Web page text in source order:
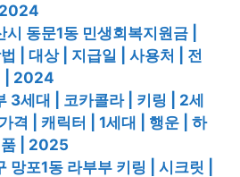
동문1동 민생회복지원금 |
| 대상 | 지급일 | 사용처 | 전
| 2024
3세대 | 코카콜라 | 키링 | 2세
격 | 캐릭터 | 1세대 | 행운 | 하
품 | 2025
망포1동 라부부 키링 | 시크릿 |